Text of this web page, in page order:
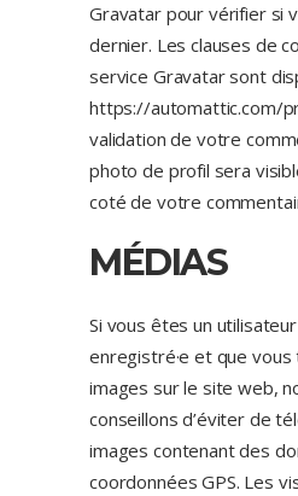
Gravatar pour vérifier si
dernier. Les clauses de
service Gravatar sont
https://automattic.com/
validation de votre
photo de profil sera
coté de votre
MÉDIAS
Si vous êtes un
enregistré·e et que
images sur le site web,
conseillons d’éviter de
images contenant des
coordonnées GPS. Les